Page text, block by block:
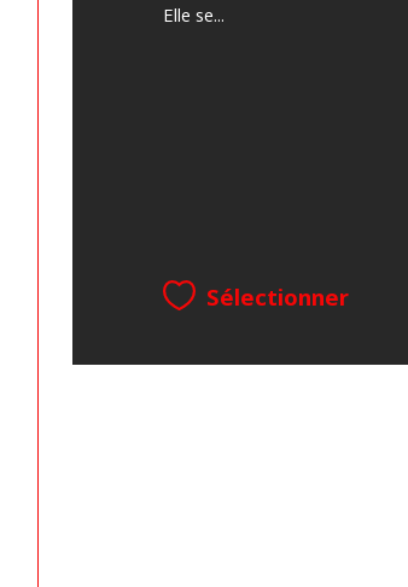
Elle se...
Sélectionner